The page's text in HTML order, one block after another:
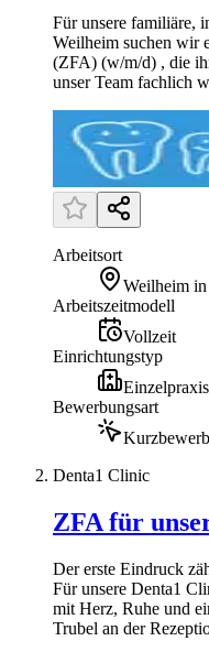
Für unsere familiäre,
Weilheim suchen wir
(ZFA) (w/m/d) , die
unser Team fachlich
Arbeitsort
Weilheim
Arbeitszeitmodell
Vollzeit
Einrichtungstyp
Einzelpraxis
Bewerbungsart
Denta1 Clinic
ZFA für
Der erste Eindruck
Für unsere Denta1
mit Herz, Ruhe und
Trubel an der